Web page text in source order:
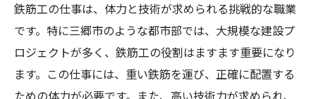
鉄筋工の仕事は、体力と技術が求められる挑戦的な職業
です。特に三郷市のような都市部では、大規模な建設プ
ロジェクトが多く、鉄筋工の役割はますます重要になり
ます。この仕事には、重い鉄筋を運び、正確に配置する